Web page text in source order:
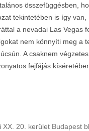
összefüggésben,
tekintetében is így van,
a nevadai Las Vegas
nem könnyíti meg a
A csaknem végzetes
fejfájás
20. kerület Budapest